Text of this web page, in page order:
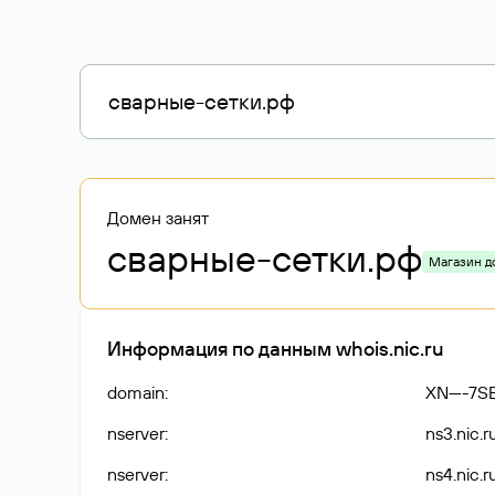
Домен занят
сварные-сетки.рф Магазин
Информация по данным whois.nic.ru
domain:
XN----
nserver:
nserver: